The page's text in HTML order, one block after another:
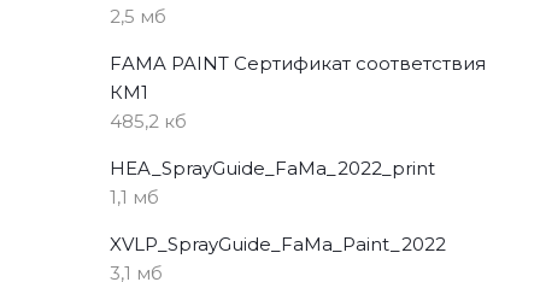
2,5 мб
FAMA PAINT Сертификат соответствия
КМ1
485,2 кб
HEA_SprayGuide_FaMa_2022_print
1,1 мб
XVLP_SprayGuide_FaMa_Paint_2022
3,1 мб